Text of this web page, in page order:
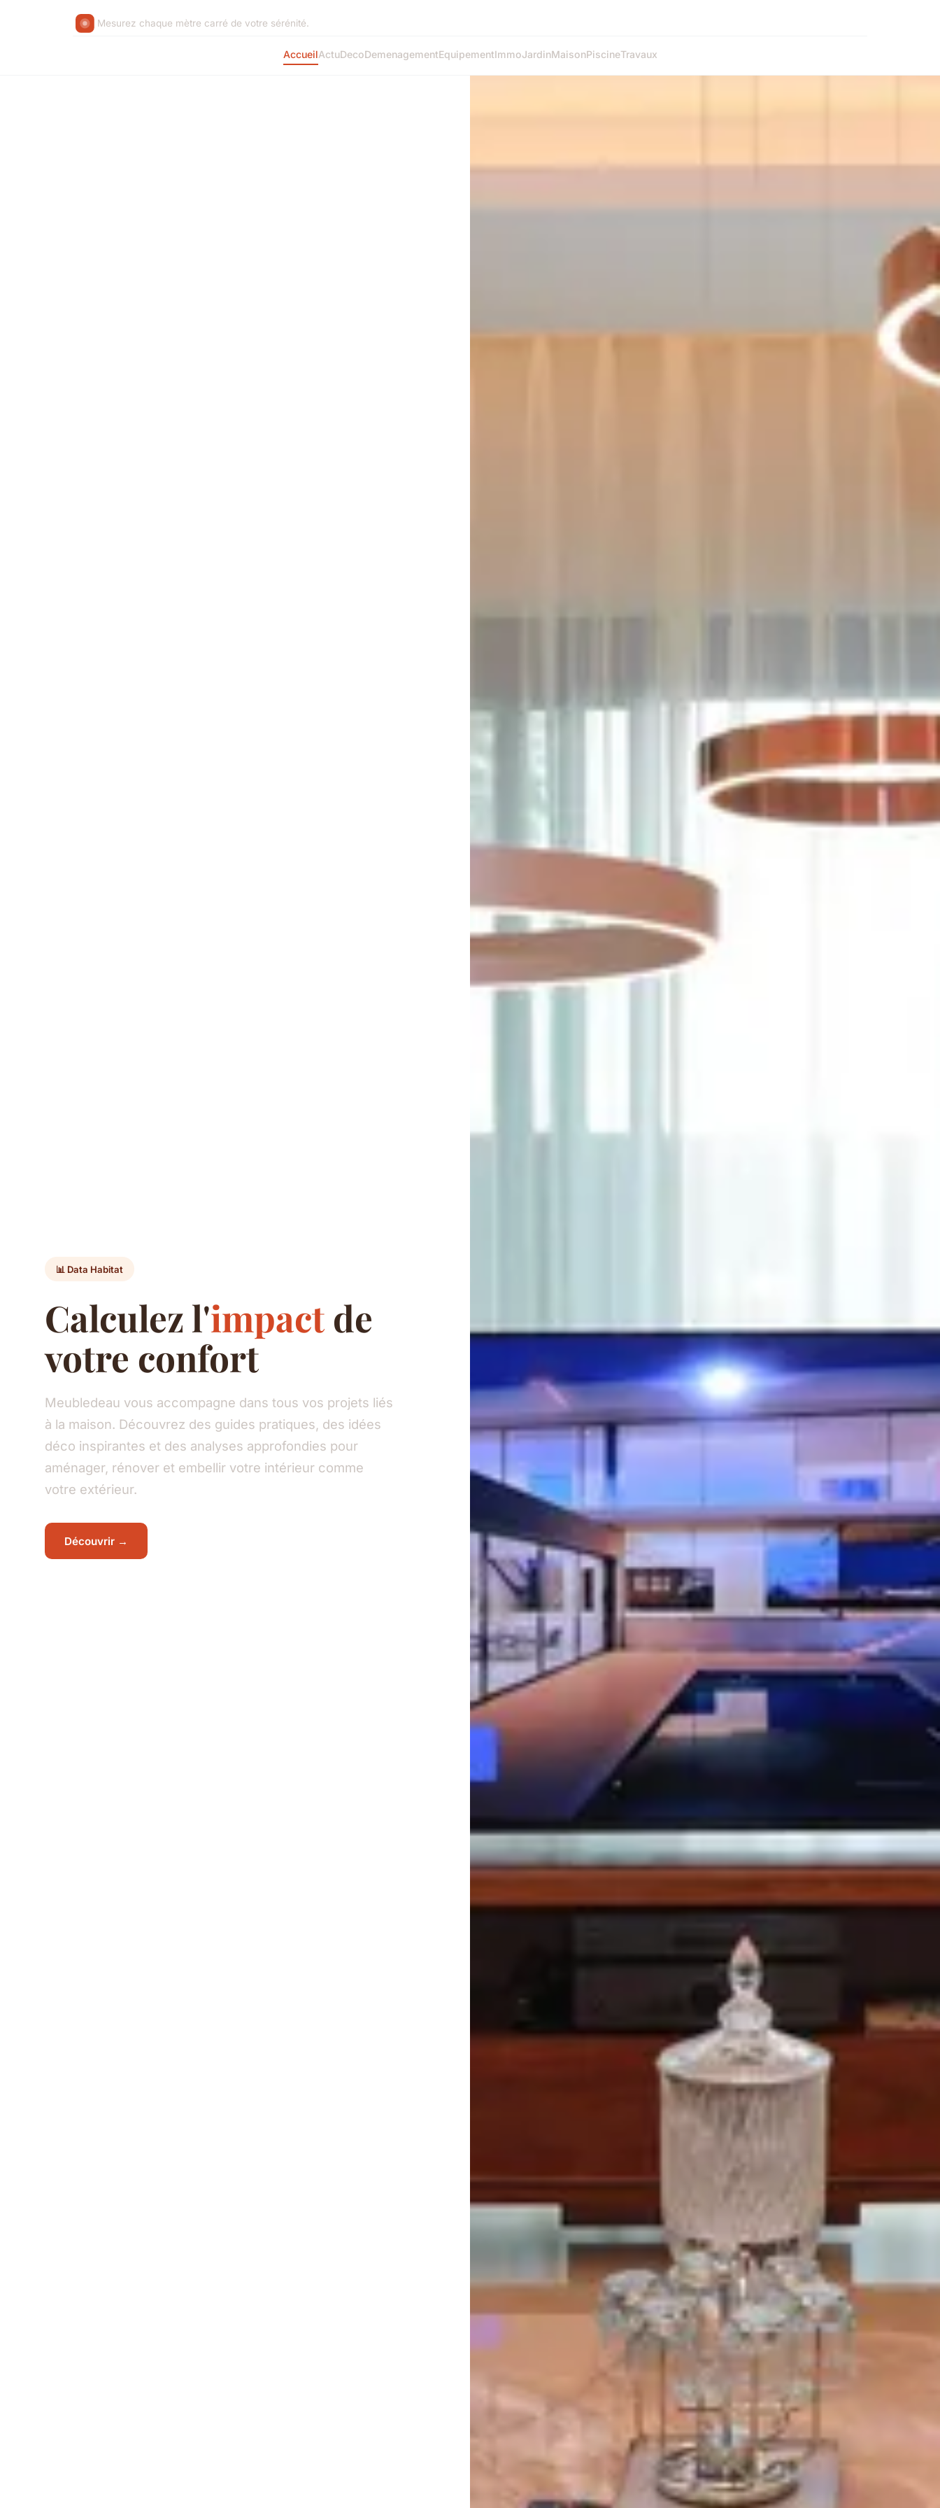
Mesurez chaque mètre carré de votre sérénité.
AccueilActuDecoDemenagementEquipementImmoJardinMaisonPiscineTravaux
📊 Data Habitat
Calculez l'impact de
votre confort
Meubledeau vous accompagne dans tous vos projets liés
à la maison. Découvrez des guides pratiques, des idées
déco inspirantes et des analyses approfondies pour
aménager, rénover et embellir votre intérieur comme
votre extérieur.
Découvrir →